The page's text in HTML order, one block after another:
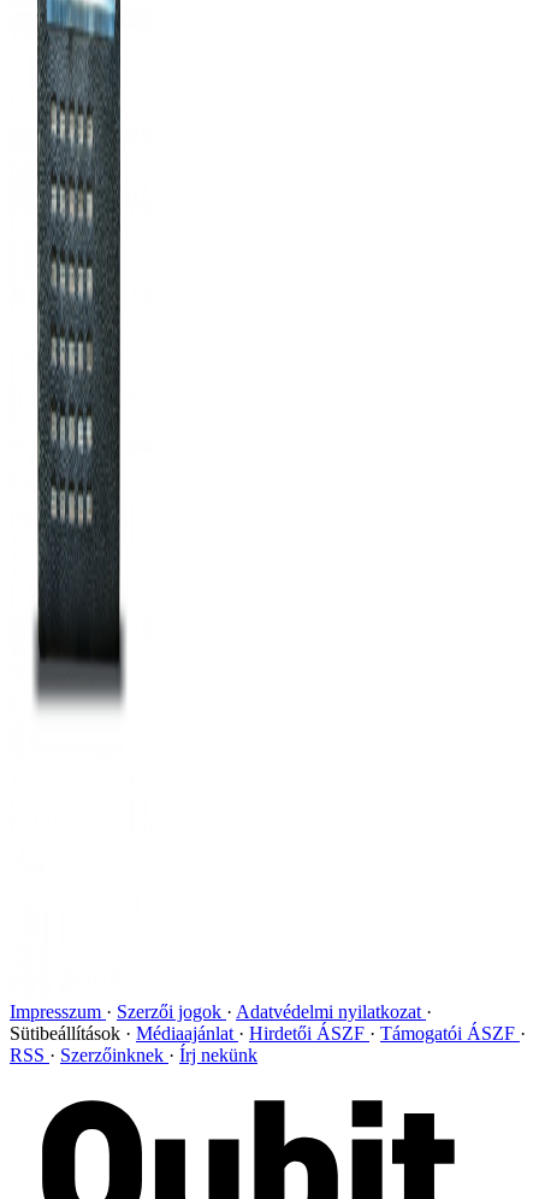
Impresszum Szerzői jogok
Adatvédelmi nyilatkozat
Sütibeállítások
Médiaajánlat Hirdetői ÁSZF
Támogatói ÁSZF
RSS
Szerzőinknek Írj nekünk